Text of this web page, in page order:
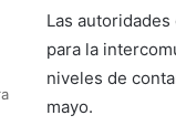
Las
para la
niveles de
mayo.